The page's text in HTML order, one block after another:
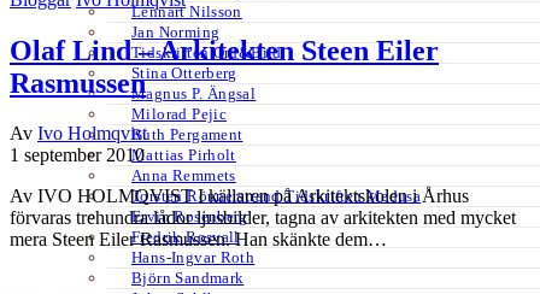
Lennart Nilsson
Jan Norming
Tidskriften Ord&Bild
Stina Otterberg
Magnus P. Ängsal
Milorad Pejic
Ruth Pergament
Mattias Pirholt
Anna Remmets
Torsten Rönnerstrand Tidskriften Medusa
Ervin Rosenberg
Fredrik Rosvall
Hans-Ingvar Roth
Björn Sandmark
Olaf Lind – Arkitekten Steen Eiler
Rasmussen
Av Ivo Holmqvist
1 september 2010
Av IVO HOLMQVIST I källaren på Arkitektskolen i Århus
förvaras trehundra lådor ljusbilder, tagna av arkitekten med mycket
mera Steen Eiler Rasmussen. Han skänkte dem…